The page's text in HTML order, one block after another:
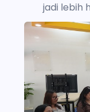
jadi lebih